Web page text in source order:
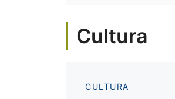
Cultura
CULTURA